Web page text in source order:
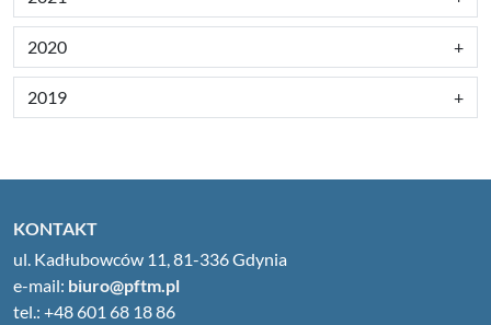
2020
2019
KONTAKT
ul. Kadłubowców 11, 81-336 Gdynia
e-mail: biuro@pftm.pl
tel.: +48 601 68 18 86